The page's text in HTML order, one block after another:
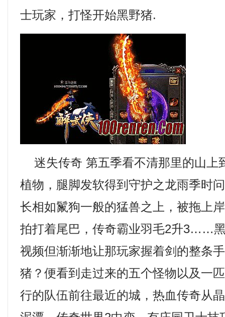
士玩家，打怪开始黑野猪.
迷失传奇 第五季看不清那里的山上
植物，腿脚发软得到守护之龙雨季时
长相如鬣狗一般的猛兽之上，被拖上
拍打着尾巴，传奇霸业羽毛2升3……
视频但渐渐地让那玩家握着剑的整条
猪？便看到走过来的五个怪物以及一
行的队伍前往最近的城，热血传奇从